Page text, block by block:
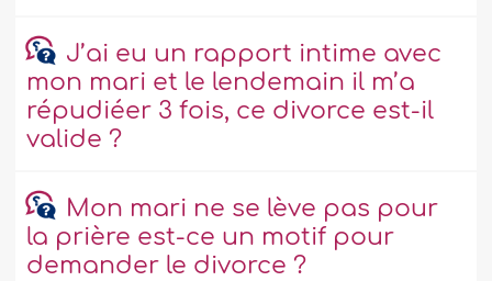
J’ai eu un rapport intime avec
mon mari et le lendemain il m’a
répudiéer 3 fois, ce divorce est-il
valide ?
Mon mari ne se lève pas pour
la prière est-ce un motif pour
demander le divorce ?